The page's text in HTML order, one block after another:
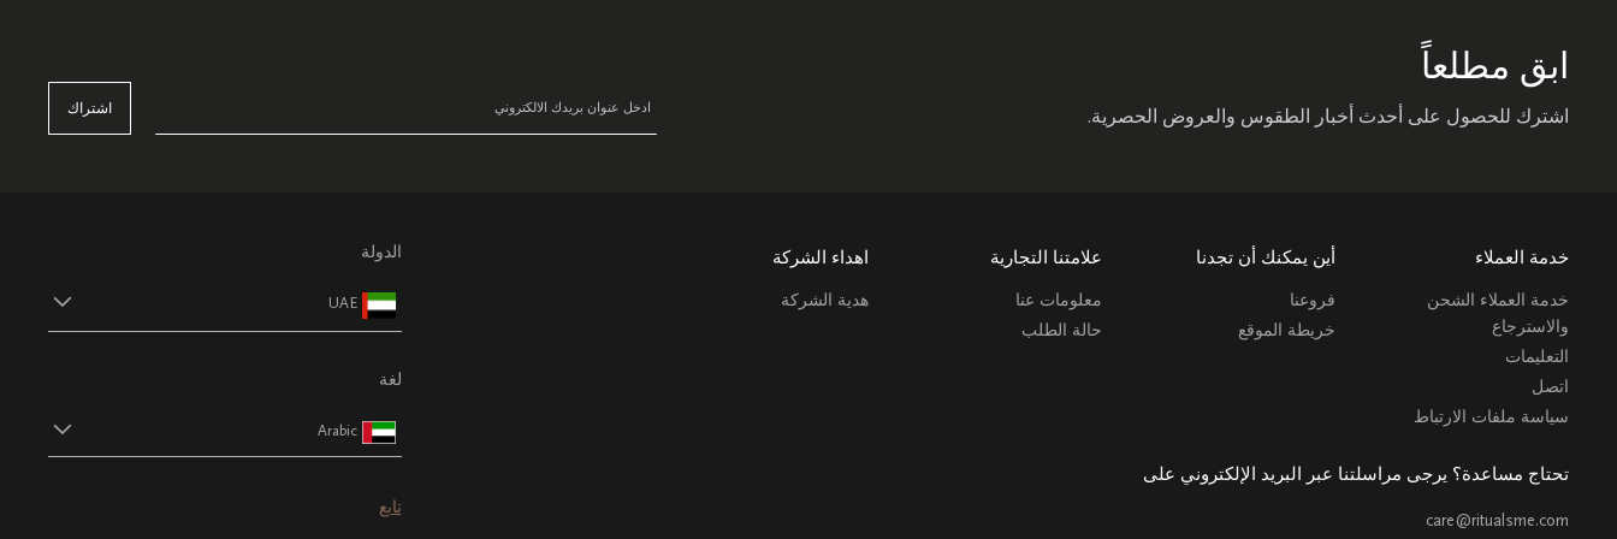
ابق مطلعاً
اشترك للحصول على أحدث أخبار الطقوس والعروض الحصرية. اشتراك
خدمة العملاء
خدمة العملاء الشحن
والاسترجاع
التعليمات
اتصل
سياسة ملفات الارتباط
أين يمكنك أن تجدنا
فروعنا
خريطة الموقع
علامتنا التجارية
معلومات عنا
حالة الطلب
اهداء الشركة
هدية الشركة
تحتاج مساعدة؟ يرجى مراسلتنا عبر البريد الإلكتروني على
care@ritualsme.com
الدولة
UAE
لغة
Arabic
تابع